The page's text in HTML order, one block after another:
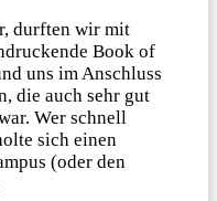
durften wir mit
Book of
uns im Anschluss
die auch sehr gut
Wer schnell
sich einen
(oder den